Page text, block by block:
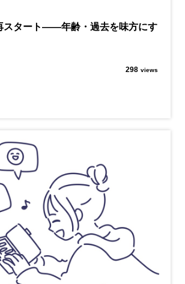
スタート――年齢・過去を味方にす
298 views